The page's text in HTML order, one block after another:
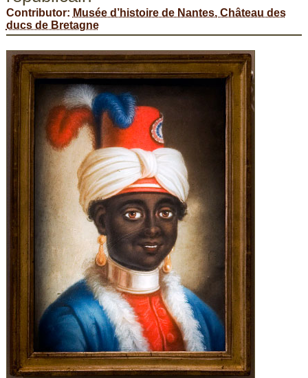
Contributor: Musée d’histoire de Nantes, Château des
ducs de Bretagne